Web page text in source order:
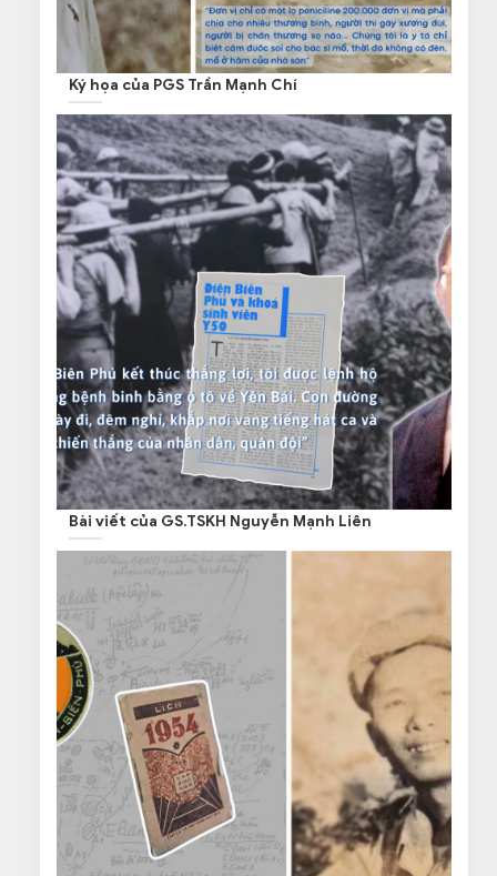
Ký họa của PGS Trần Mạnh Chí
Bài viết của GS.TSKH Nguyễn Mạnh Liên